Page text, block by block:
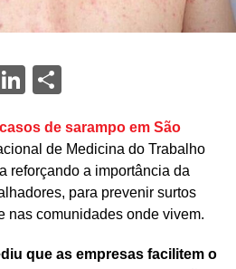
LinkedIn
Share
de sarampo em São
de Medicina do Trabalho
reforçando a importância da
para prevenir surtos
nas comunidades onde vivem.
que as empresas facilitem o